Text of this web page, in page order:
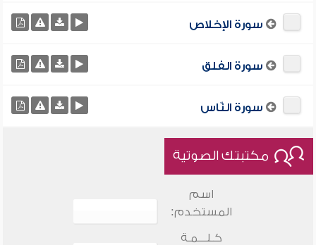
سورة الإخلاص
سورة الفلق
سورة النّاس
مكتبتك الصوتية
اسم
المستخدم:
كـلـــمـة